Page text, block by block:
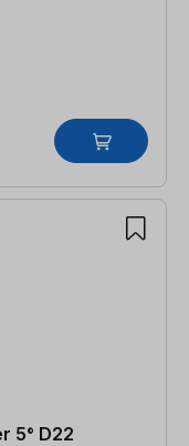
Zinkenfräser mit Wendemesser 5° D22